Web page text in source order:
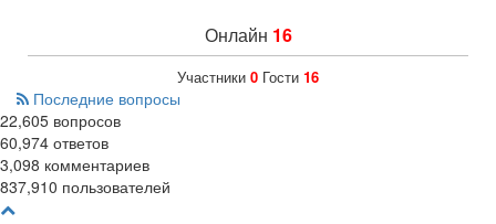
Онлайн 16
Участники 0 Гости 16
Последние вопросы
22,605 вопросов
60,974 ответов
3,098 комментариев
837,910 пользователей